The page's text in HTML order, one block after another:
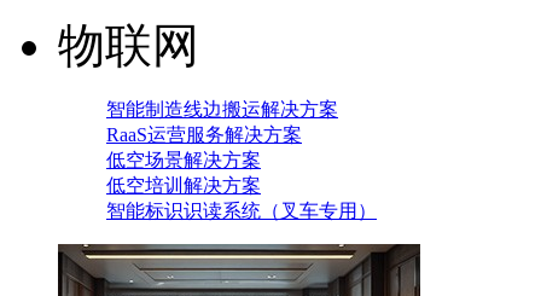
物联网
智能制造线边搬运解决方案
RaaS运营服务解决方案
低空场景解决方案
低空培训解决方案
智能标识识读系统（叉车专用）